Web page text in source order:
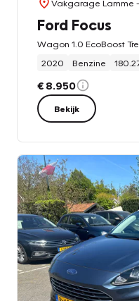
Vakgarage Lamme
Ford Focus
2020
Benzine
€ 8.950
Bekijk